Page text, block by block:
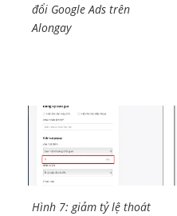
đổi Google Ads trên
Alongay
Hình 7: giảm tỷ lệ thoát